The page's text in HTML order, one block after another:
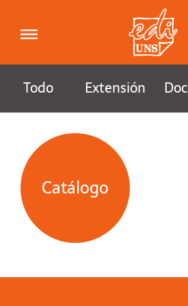
Todo Extensión
Catálogo